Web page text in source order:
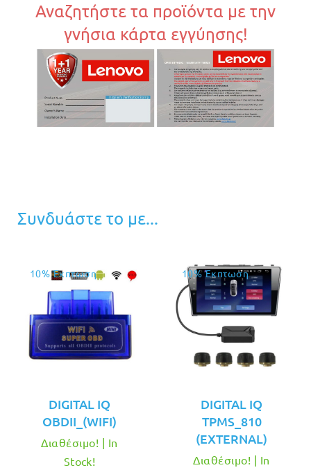
Αναζητήστε τα προϊόντα με την
γνήσια κάρτα εγγύησης!
Συνδυάστε το με...
10% Έκπτωση
DIGITAL IQ
OBDII_(WIFI)
Διαθέσιμο! | In
Stock!
10% Έκπτωση
DIGITAL IQ
TPMS_810
(EXTERNAL)
Διαθέσιμο! | In